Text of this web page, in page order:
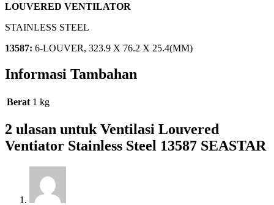
LOUVERED VENTILATOR
STAINLESS STEEL
13587: 6-LOUVER, 323.9 X 76.2 X 25.4(MM)
Informasi Tambahan
Berat 1 kg
2 ulasan untukVentilasi Louvered
Ventiator Stainless Steel 13587 SEASTAR